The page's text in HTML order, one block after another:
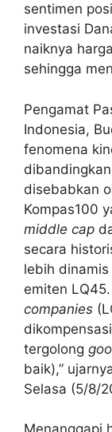
sentimen
investasi
naiknya
sehingga
Pengamat
Indonesia,
fenomena
disebabkan
Kompas100
middle cap
secara
lebih
emiten
companies
tergolong
baik),”
Selasa (5/8/